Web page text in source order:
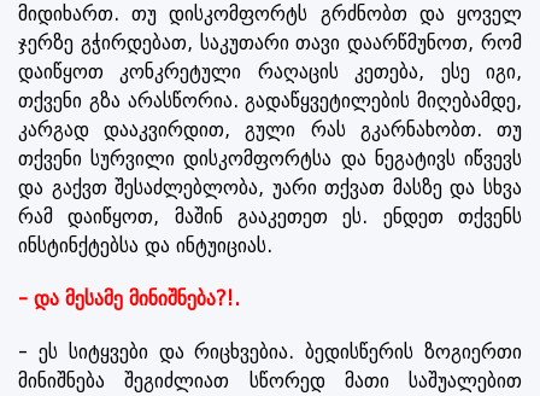
მიდიხართ. თუ დისკომფორტს გრძნობთ და ყოველ
ჯერზე გჭირდებათ, საკუთარი თავი დაარწმუნოთ, რომ
დაიწყოთ კონკრეტული რაღაცის კეთება, ესე იგი,
თქვენი გზა არასწორია. გადაწყვეტილების მიღებამდე,
კარგად დააკვირდით, გული რას გკარნახობთ. თუ
თქვენი სურვილი დისკომფორტსა და ნეგატივს იწვევს
და გაქვთ შესაძლებლობა, უარი თქვათ მასზე და სხვა
რამ დაიწყოთ, მაშინ გააკეთეთ ეს. ენდეთ თქვენს
ინსტინქტებსა და ინტუიციას.
- და მესამე მინიშნება?!.
- ეს სიტყვები და რიცხვებია. ბედისწერის ზოგიერთი
მინიშნება შეგიძლიათ სწორედ მათი საშუალებით